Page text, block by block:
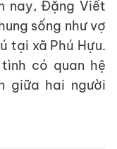
nay, Đặng Viết
sống như vợ
tại xã Phú Hựu.
có quan hệ
giữa hai người